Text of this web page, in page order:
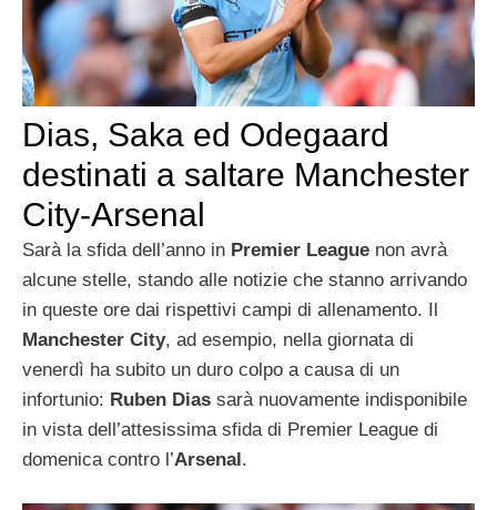
Dias, Saka ed Odegaard
destinati a saltare Manchester
City-Arsenal
Sarà la sfida dell’anno in Premier League non avrà
alcune stelle, stando alle notizie che stanno arrivando
in queste ore dai rispettivi campi di allenamento. Il
Manchester City, ad esempio, nella giornata di
venerdì ha subito un duro colpo a causa di un
infortunio: Ruben Dias sarà nuovamente indisponibile
in vista dell’attesissima sfida di Premier League di
domenica contro l’Arsenal .